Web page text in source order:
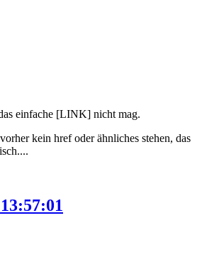
einfache [LINK] nicht mag.
kein href oder ähnliches stehen, das